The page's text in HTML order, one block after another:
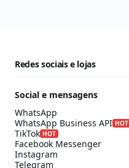
Redes sociais e lojas
Social e mensagens
WhatsApp
WhatsApp Business API HOT
TikTok HOT
Facebook Messenger
Instagram
Telegram